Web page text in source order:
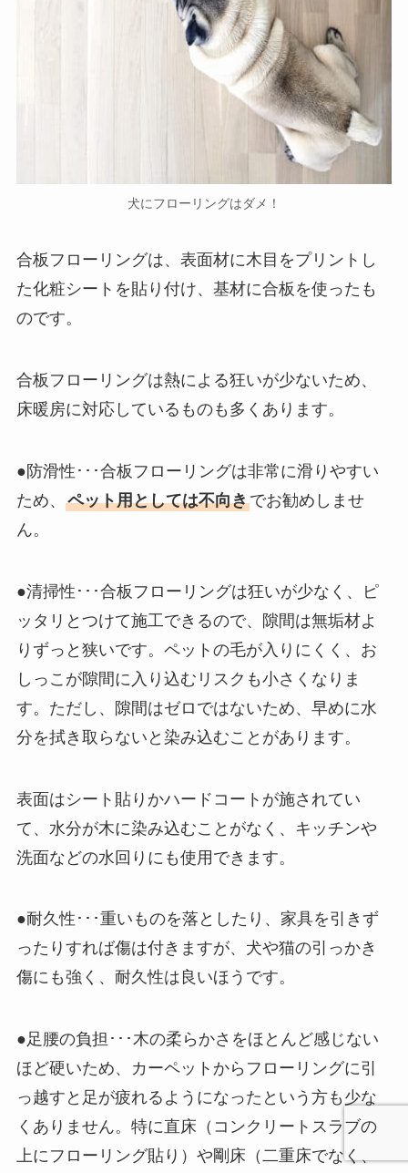
犬にフローリングはダメ！
合板フローリングは、表面材に木目をプリントし
た化粧シートを貼り付け、基材に合板を使ったも
のです。
合板フローリングは熱による狂いが少ないため、
床暖房に対応しているものも多くあります。
●防滑性･･･合板フローリングは非常に滑りやすい
ため、 ペット用としては不向きでお勧めしませ
ん。
●清掃性･･･合板フローリングは狂いが少なく、ピ
ッタリとつけて施工できるので、隙間は無垢材よ
りずっと狭いです。ペットの毛が入りにくく、お
しっこが隙間に入り込むリスクも小さくなりま
す。ただし、隙間はゼロではないため、早めに水
分を拭き取らないと染み込むことがあります。
表面はシート貼りかハードコートが施されてい
て、水分が木に染み込むことがなく、キッチンや
洗面などの水回りにも使用できます。
●耐久性･･･重いものを落としたり、家具を引きず
ったりすれば傷は付きますが、犬や猫の引っかき
傷にも強く、耐久性は良いほうです。
●足腰の負担･･･木の柔らかさをほとんど感じない
ほど硬いため、カーペットからフローリングに引
っ越すと足が疲れるようになったという方も少な
くありません。特に直床（コンクリートスラブの
上にフローリング貼り）や剛床（二重床でなく、